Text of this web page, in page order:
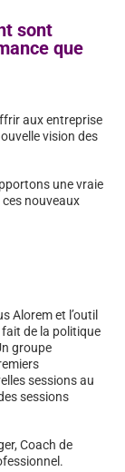
sont
que
aux entreprise
vision des
une vraie
nouveaux
Alorem et l’outil
fait de la politique
groupe
sessions au
sessions
Coach de